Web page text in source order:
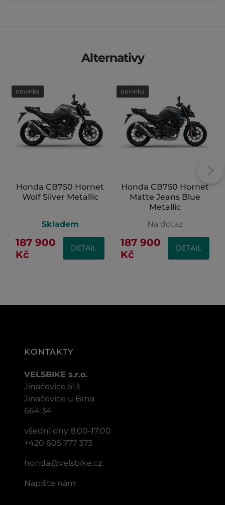
Alternativy
Honda CB750 Hornet
Wolf Silver Metallic
novinka
Skladem
187 900
Kč
DETAIL
Honda CB750 Hornet
Matte Jeans Blue
Metallic
novinka
Na dotaz
187 900
Kč
DETAIL
KONTAKTY
VELSBIKE s.r.o.
Jinačovice 513
Jinačovice u Brna
664 34
všední dny 8:00-17:00
+420 605 777 373
honda@velsbike.cz
Napište nám